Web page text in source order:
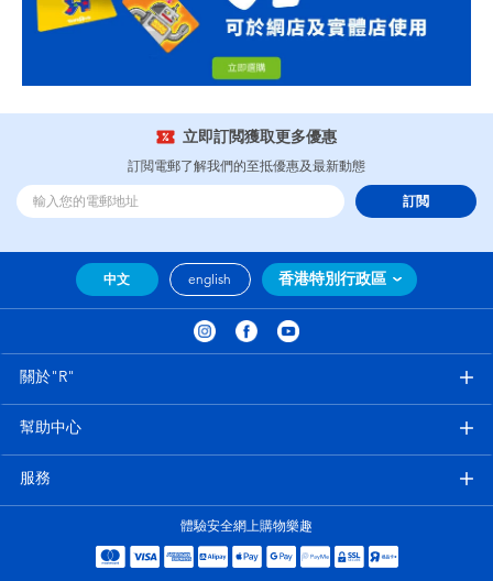
立即訂閲獲取更多優惠
訂閲電郵了解我們的至抵優惠及最新動態
訂閲
中文 english 香港特別行政區
關於"R"
幫助中心
服務
體驗安全網上購物樂趣